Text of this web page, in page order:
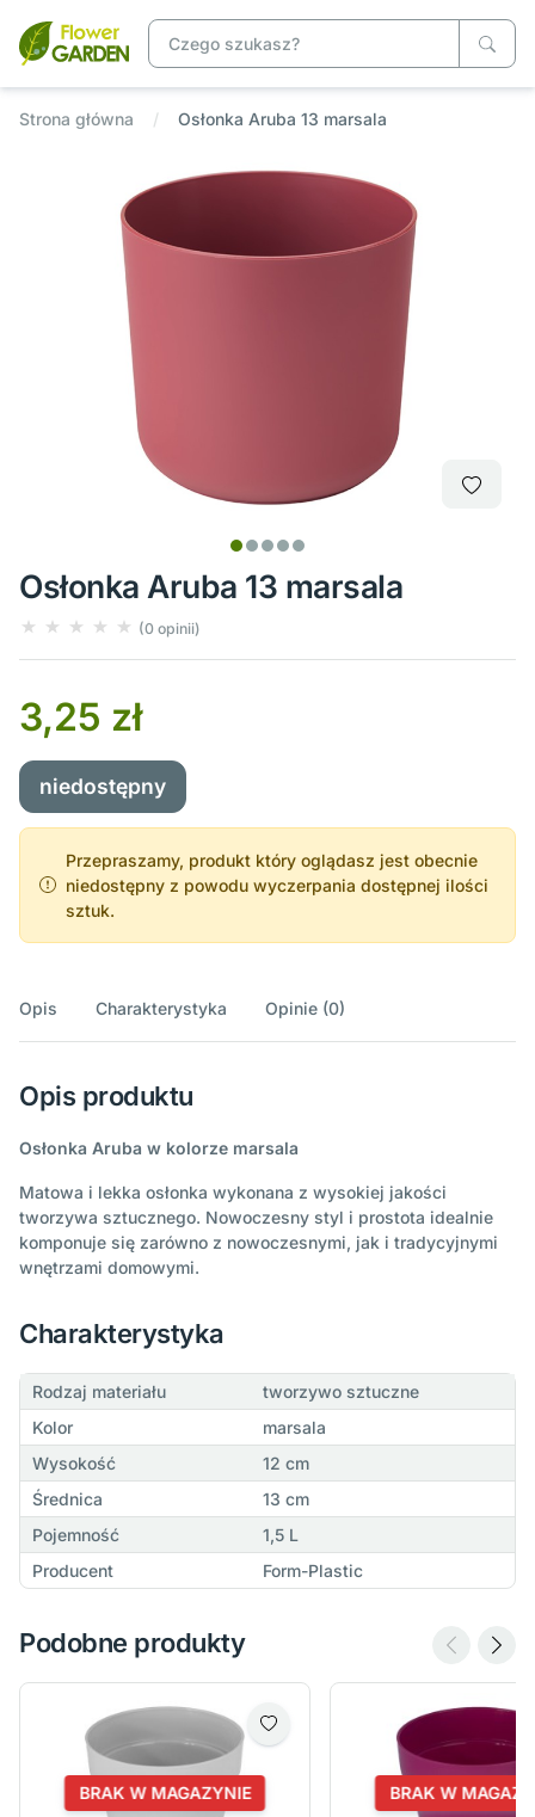
Strona główna Osłonka Aruba 13 marsala
Osłonka Aruba 13 marsala
(0 opinii)
3,25 zł
niedostępny
Przepraszamy, produkt który oglądasz jest obecnie
niedostępny z powodu wyczerpania dostępnej ilości
sztuk.
Opis Charakterystyka Opinie (0)
Opis produktu
Osłonka Aruba w kolorze marsala
Matowa i lekka osłonka wykonana z wysokiej jakości
tworzywa sztucznego. Nowoczesny styl i prostota idealnie
komponuje się zarówno z nowoczesnymi, jak i tradycyjnymi
wnętrzami domowymi.
Charakterystyka
Rodzaj materiału
tworzywo sztuczne
Kolor
marsala
Wysokość
12 cm
Średnica
13 cm
Pojemność
1,5 L
Producent
Form-Plastic
Podobne produkty
BRAK W MAGAZYNIE BRAK W